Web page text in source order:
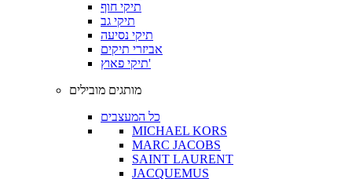
תיקי חוף
תיקי גב
תיקי נסיעה
אביזרי תיקים
תיקי פאוץ'
מותגים מובילים
כל המעצבים
MICHAEL KORS
MARC JACOBS
SAINT LAURENT
JACQUEMUS